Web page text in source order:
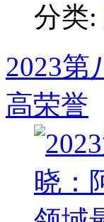
分类:
2023第
高荣誉